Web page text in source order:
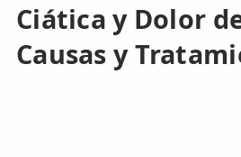
Ciática y Dolor
Causas y